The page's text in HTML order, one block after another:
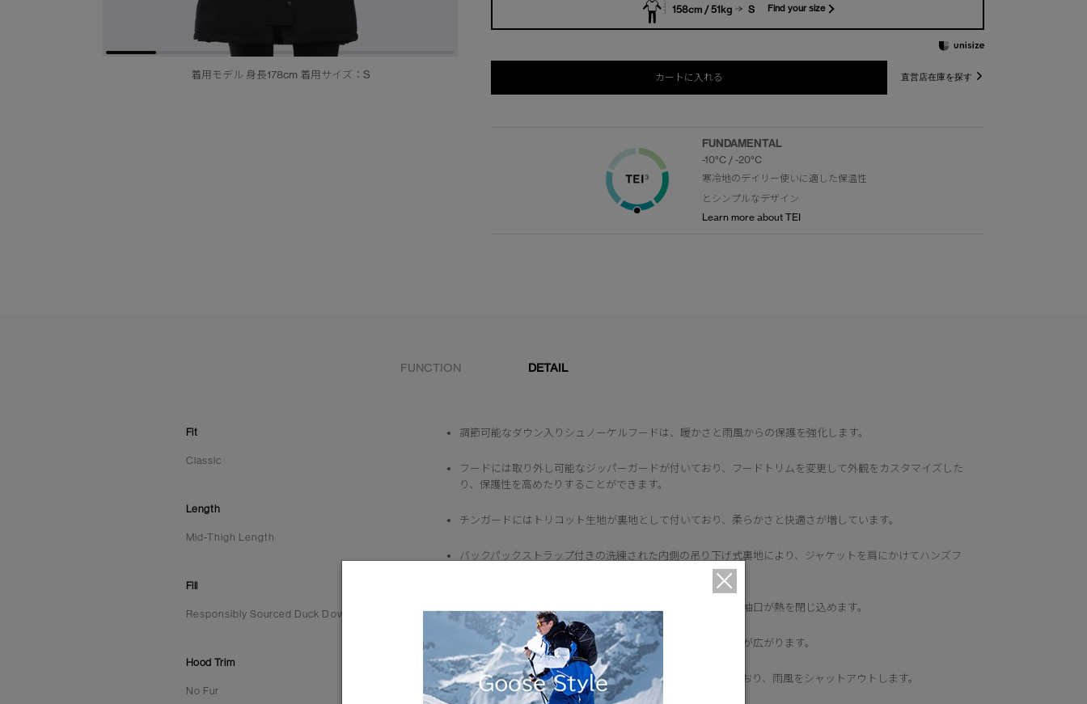
着用モデル 身長178cm 着用サイズ：S
158cm / 51kg S Find your size
カートに入れる 直営店在庫を探す
FUNDAMENTAL
-10°C / -20°C
寒冷地のデイリー使いに適した保温性
とシンプルなデザイン
Learn more about TEI
FUNCTION DETAIL
Fit
Classic
Length
Mid-Thigh Length
Fill
Responsibly Sourced Duck Down | 625 Fill Power
Hood Trim
No Fur
調節可能なダウン入りシュノーケルフードは、暖かさと雨風からの保護を強化します。
フードには取り外し可能なジッパーガードが付いており、フードトリムを変更して外観をカスタマイズした
り、保護性を高めたりすることができます。
チンガードにはトリコット生地が裏地として付いており、柔らかさと快適さが増しています。
バックパックストラップ付きの洗練された内側の吊り下げ式裏地により、ジャケットを肩にかけてハンズフ
外側の袖口はスナップ留めで調節可能で、凹んだリブ編みの袖口が熱を閉じ込めます。
スナップ留めのバックベントにより、開けたときに動きの幅が広がります。
2 ウェイジッパーの上にスナップ留めのプラケットが付いており、雨風をシャットアウトします。